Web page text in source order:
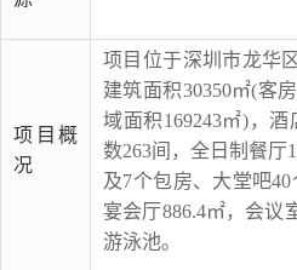
项目概
况
项目位于深圳市龙华
建筑面积30350㎡(客
域面积169243㎡)，
数263间，全日制餐厅
及7个包房、大堂吧
宴会厅886.4㎡，会议
游泳池。